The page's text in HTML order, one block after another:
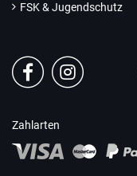
FSK & Jugendschutz
Zahlarten